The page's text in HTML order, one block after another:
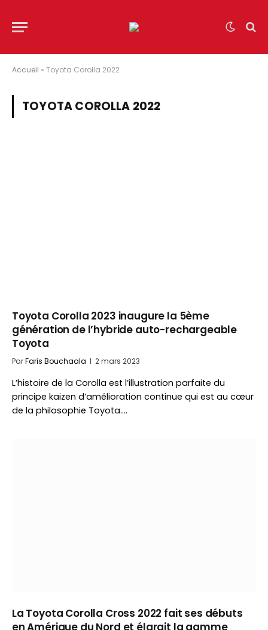
Accueil » Toyota Corolla 2022
TOYOTA COROLLA 2022
Toyota Corolla 2023 inaugure la 5ème
génération de l’hybride auto-rechargeable
Toyota
ParFaris Bouchaala 2 mars 2023
L’histoire de la Corolla est l’illustration parfaite du
principe kaizen d’amélioration continue qui est au cœur
de la philosophie Toyota.…
La Toyota Corolla Cross 2022 fait ses débuts
en Amérique du Nord et élargit la gamme